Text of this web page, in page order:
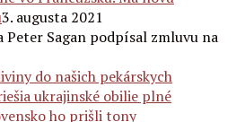
3. augusta 2021
Peter Sagan podpísal zmluvu na